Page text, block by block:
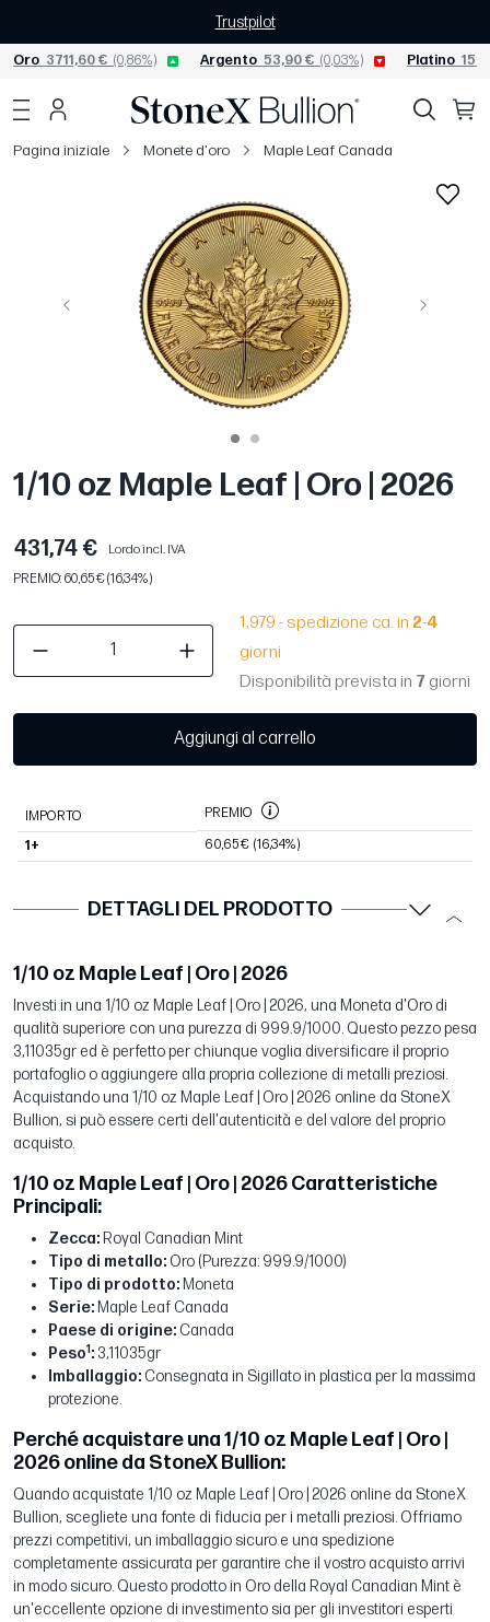
Trustpilot
Oro 3711,60 € (0,86%) Argento 53,90 € (0,03%) Platino
Pagina iniziale Monete d'oro Maple Leaf Canada
Precedente Avanti
1/10 oz Maple Leaf | Oro | 2026
431,74 €
Lordo incl. IVA
PREMIO: 60,65 € (16,34%)
1,979 - spedizione ca. in 2-4
giorni
Disponibilità prevista in 7 giorni
Aggiungi al carrello
IMPORTO PREMIO
1+ 60,65 € (16,34%)
DETTAGLI DEL PRODOTTO
1/10 oz Maple Leaf | Oro | 2026
Investi in una 1/10 oz Maple Leaf | Oro | 2026, una Moneta d'Oro di
qualità superiore con una purezza di 999.9/1000. Questo pezzo pesa
3,11035gr ed è perfetto per chiunque voglia diversificare il proprio
portafoglio o aggiungere alla propria collezione di metalli preziosi.
Acquistando una 1/10 oz Maple Leaf | Oro | 2026 online da StoneX
Bullion, si può essere certi dell'autenticità e del valore del proprio
acquisto.
1/10 oz Maple Leaf | Oro | 2026 Caratteristiche
Principali:
Zecca: Royal Canadian Mint
Tipo di metallo: Oro (Purezza: 999.9/1000)
Tipo di prodotto: Moneta
Serie: Maple Leaf Canada
Paese di origine: Canada
Peso1: 3,11035gr
Imballaggio: Consegnata in Sigillato in plastica per la massima
protezione.
Perché acquistare una 1/10 oz Maple Leaf | Oro |
2026 online da StoneX Bullion:
Quando acquistate 1/10 oz Maple Leaf | Oro | 2026 online da StoneX
Bullion, scegliete una fonte di fiducia per i metalli preziosi. Offriamo
prezzi competitivi, un imballaggio sicuro e una spedizione
completamente assicurata per garantire che il vostro acquisto arrivi
in modo sicuro. Questo prodotto in Oro della Royal Canadian Mint è
un'eccellente opzione di investimento sia per gli investitori esperti